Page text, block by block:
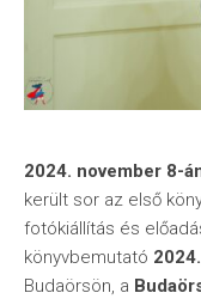
2024. november 8-
került sor az első
fotókiállítás és
könyvbemutató
Budaörsön, a